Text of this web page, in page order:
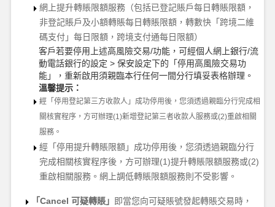
網上提升轉賬限額服務（包括已登記賬戶每日轉賬限額，
非登記賬戶及小額轉賬每日轉賬限額，轉數快「跨境二維
碼支付」每日限額，跨境支付通每日限額）
客戶若要停用上述高風險交易/功能，可經個人網上銀行/流
動電話銀行的設定 > 保安設定下的「停用高風險交易功
能」
， 重新啟用須親臨本行任何一間分行填妥表格辦理。
溫馨提示：
經「停用登記第三方收款人」成功停用後，您須透過親臨分行完成相
關核實程序，方可辦理(1)新增登記第三者收款人服務或(2)重啟相關
服務。
經「停用提升轉賬限額」成功停用後，您須透過親臨分行
完成相關核實程序後，方可辦理(1)提升轉賬限額服務或(2)
重啟相關服務。網上調低轉賬限額服務則不受影響。
「Cancel 可疑轉賬」
即當您向可疑賬號發起轉賬交易時，